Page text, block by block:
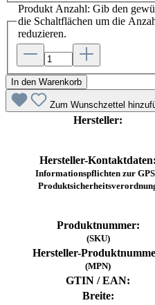
Produkt Anzahl: Gib den
die Schaltflächen um die
reduzieren.
In den Warenkorb
Zum Wunschzettel
Hersteller:
Hersteller-Kontaktdaten:
Informationspflichten zur
Produktnummer:
(SKU)
Hersteller-
(MPN)
GTIN / EAN:
Breite: